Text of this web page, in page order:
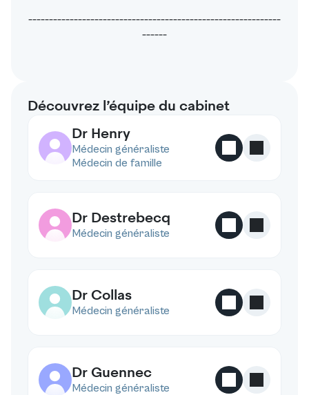
Découvrez l’équipe du cabinet
H
Dr Henry
Médecin généraliste
Médecin de famille
D Dr Destrebecq
Médecin généraliste
C Dr Collas
Médecin généraliste
G Dr Guennec
Médecin généraliste